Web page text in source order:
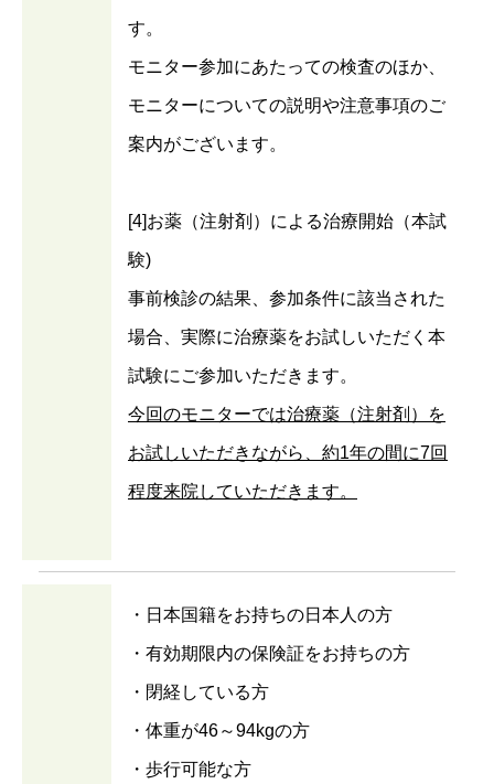
す。
モニター参加にあたっての検査のほか、
モニターについての説明や注意事項のご
案内がございます。
[4]お薬（注射剤）による治療開始（本試
験)
事前検診の結果、参加条件に該当された
場合、実際に治療薬をお試しいただく本
試験にご参加いただきます。
今回のモニターでは治療薬（注射剤）を
お試しいただきながら、約1年の間に7回
程度来院していただきます。
・日本国籍をお持ちの日本人の方
・有効期限内の保険証をお持ちの方
・閉経している方
・体重が46～94kgの方
・歩行可能な方